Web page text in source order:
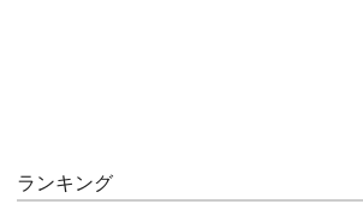
ランキング